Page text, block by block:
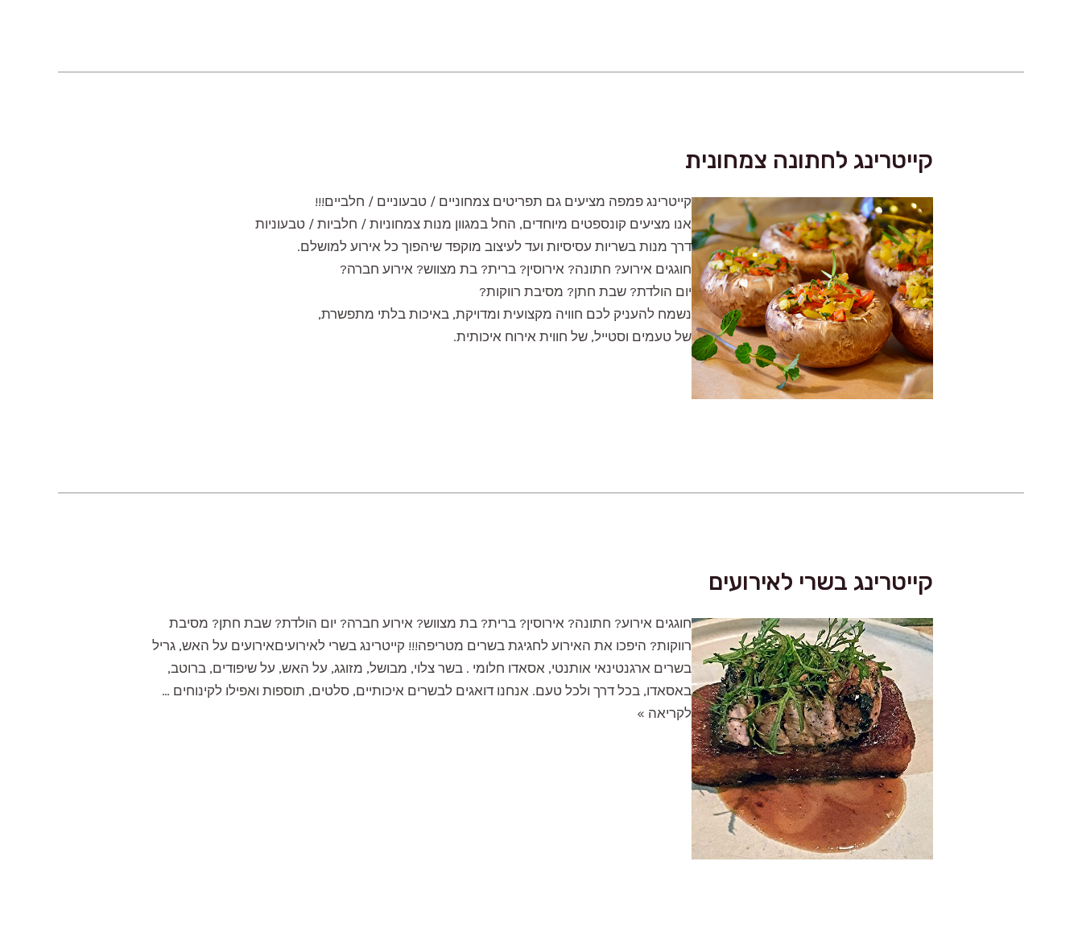
קייטרינג לחתונה צמחונית
קייטרינג פמפה מציעים גם תפריטים צמחוניים / טבעוניים / חלביים!!!
אנו מציעים קונספטים מיוחדים, החל במגוון מנות צמחוניות / חלביות / טבעוניות
דרך מנות בשריות עסיסיות ועד לעיצוב מוקפד שיהפוך כל אירוע למושלם.
חוגגים אירוע? חתונה? אירוסין? ברית? בת מצווש? אירוע חברה?
יום הולדת? שבת חתן? מסיבת רווקות?
נשמח להעניק לכם חוויה מקצועית ומדויקת, באיכות בלתי מתפשרת,
של טעמים וסטייל, של חווית אירוח איכותית.
קייטרינג בשרי לאירועים
חוגגים אירוע? חתונה? אירוסין? ברית? בת מצווש? אירוע חברה? יום הולדת? שבת חתן? מסיבת
רווקות? היפכו את האירוע לחגיגת בשרים מטריפה!!! קייטרינג בשרי לאירועיםאירועים על האש, גריל
בשרים ארגנטינאי אותנטי, אסאדו חלומי . בשר צלוי, מבושל, מזוגג, על האש, על שיפודים, ברוטב,
באסאדו, בכל דרך ולכל טעם. אנחנו דואגים לבשרים איכותיים, סלטים, תוספות ואפילו לקינוחים …
קייטרינג
בשרי
לאירועים
לקריאה »